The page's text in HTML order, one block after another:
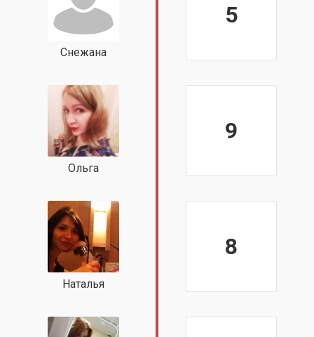
Снежана
5
Ольга
9
Наталья
8